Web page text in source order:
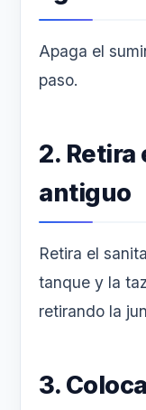
Apaga el
paso.
2. Retira
antiguo
Retira el
tanque y la
retirando la
3.